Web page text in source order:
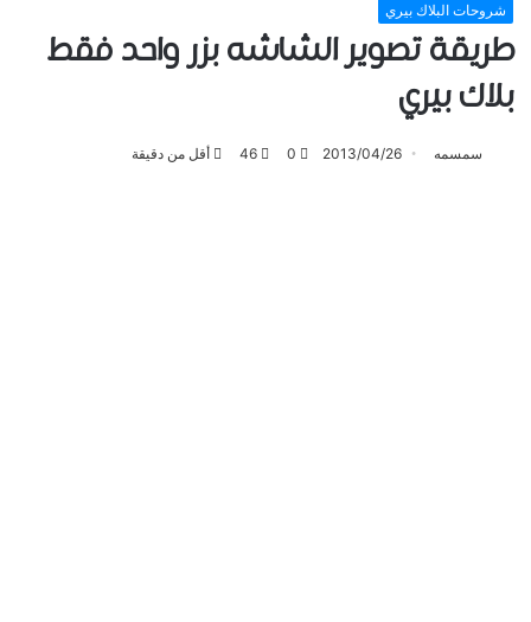
شروحات البلاك بيري
طريقة تصوير الشاشه بزر واحد فقط
بلاك بيري
سمسمه 2013/04/26
0
46 أقل من دقيقة